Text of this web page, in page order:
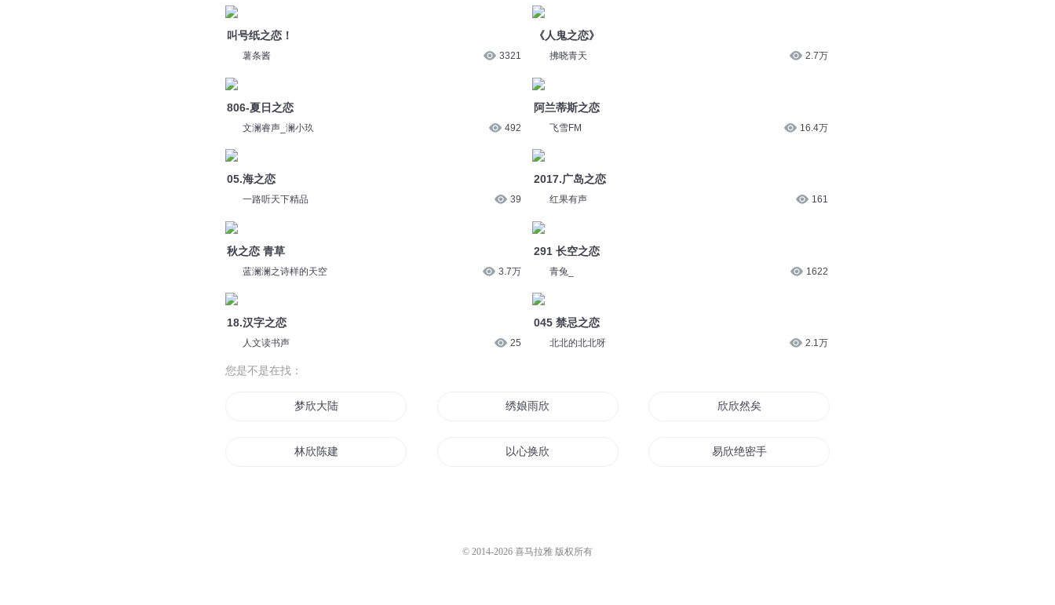
叫号纸之恋！
薯条酱 3321
806-夏日之恋
文澜睿声_澜小玖 492
05.海之恋
一路听天下精品 39
秋之恋 青草
蓝澜澜之诗样的天空 3.7万
18.汉字之恋
人文读书声 25
《人鬼之恋》
拂晓青天 2.7万
阿兰蒂斯之恋
飞雪FM 16.4万
2017.广岛之恋
红果有声 161
291 长空之恋
青兔_ 1622
045 禁忌之恋
北北的北北呀 2.1万
您是不是在找：
梦欣大陆 绣娘雨欣 欣欣然矣
林欣陈建 以心换欣 易欣绝密手记
© 2014-2026 喜马拉雅 版权所有